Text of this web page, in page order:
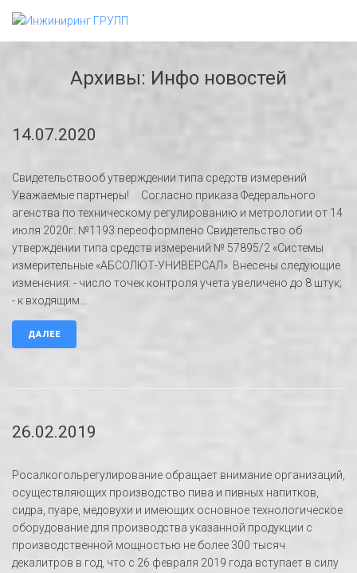
контенту
Архивы: Инфо новостей
14.07.2020
Свидетельствооб утверждении типа средств измерений
Уважаемые партнеры! Согласно приказа Федерального
агенства по техническому регулированию и метрологии от 14
июля 2020г. №1193 переоформлено Свидетельство об
утверждении типа средств измерений № 57895/2​ «Системы
измерительные «АБСОЛЮТ-УНИВЕРСАЛ». Внесены следующие
изменения: - число точек контроля учета увеличено до 8 штук;
- к входящим...
ДАЛЕЕ
26.02.2019
Росалкогольрегулирование обращает внимание организаций,
осуществляющих производство пива и пивных напитков,
сидра, пуаре, медовухи и имеющих основное технологическое
оборудование для производства указанной продукции с
производственной мощностью не более 300 тысяч
декалитров в год, что с 26 февраля 2019 года вступает в силу